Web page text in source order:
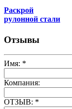
Раскрой
рулонной стали
Отзывы
Имя: *
Компания:
ОТЗЫВ: *